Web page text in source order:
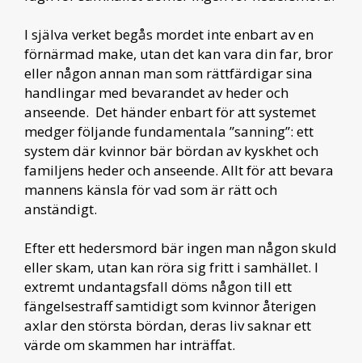
I själva verket begås mordet inte enbart av en
förnärmad make, utan det kan vara din far, bror
eller någon annan man som rättfärdigar sina
handlingar med bevarandet av heder och
anseende. Det händer enbart för att systemet
medger följande fundamentala ”sanning”: ett
system där kvinnor bär bördan av kyskhet och
familjens heder och anseende. Allt för att bevara
mannens känsla för vad som är rätt och
anständigt.
Efter ett hedersmord bär ingen man någon skuld
eller skam, utan kan röra sig fritt i samhället. I
extremt undantagsfall döms någon till ett
fängelsestraff samtidigt som kvinnor återigen
axlar den största bördan, deras liv saknar ett
värde om skammen har inträffat.